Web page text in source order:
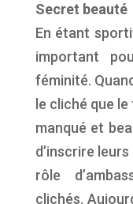
Secret beauté
En étant
important
féminité.
le cliché que
manqué et
d’inscrire
rôle
clichés.